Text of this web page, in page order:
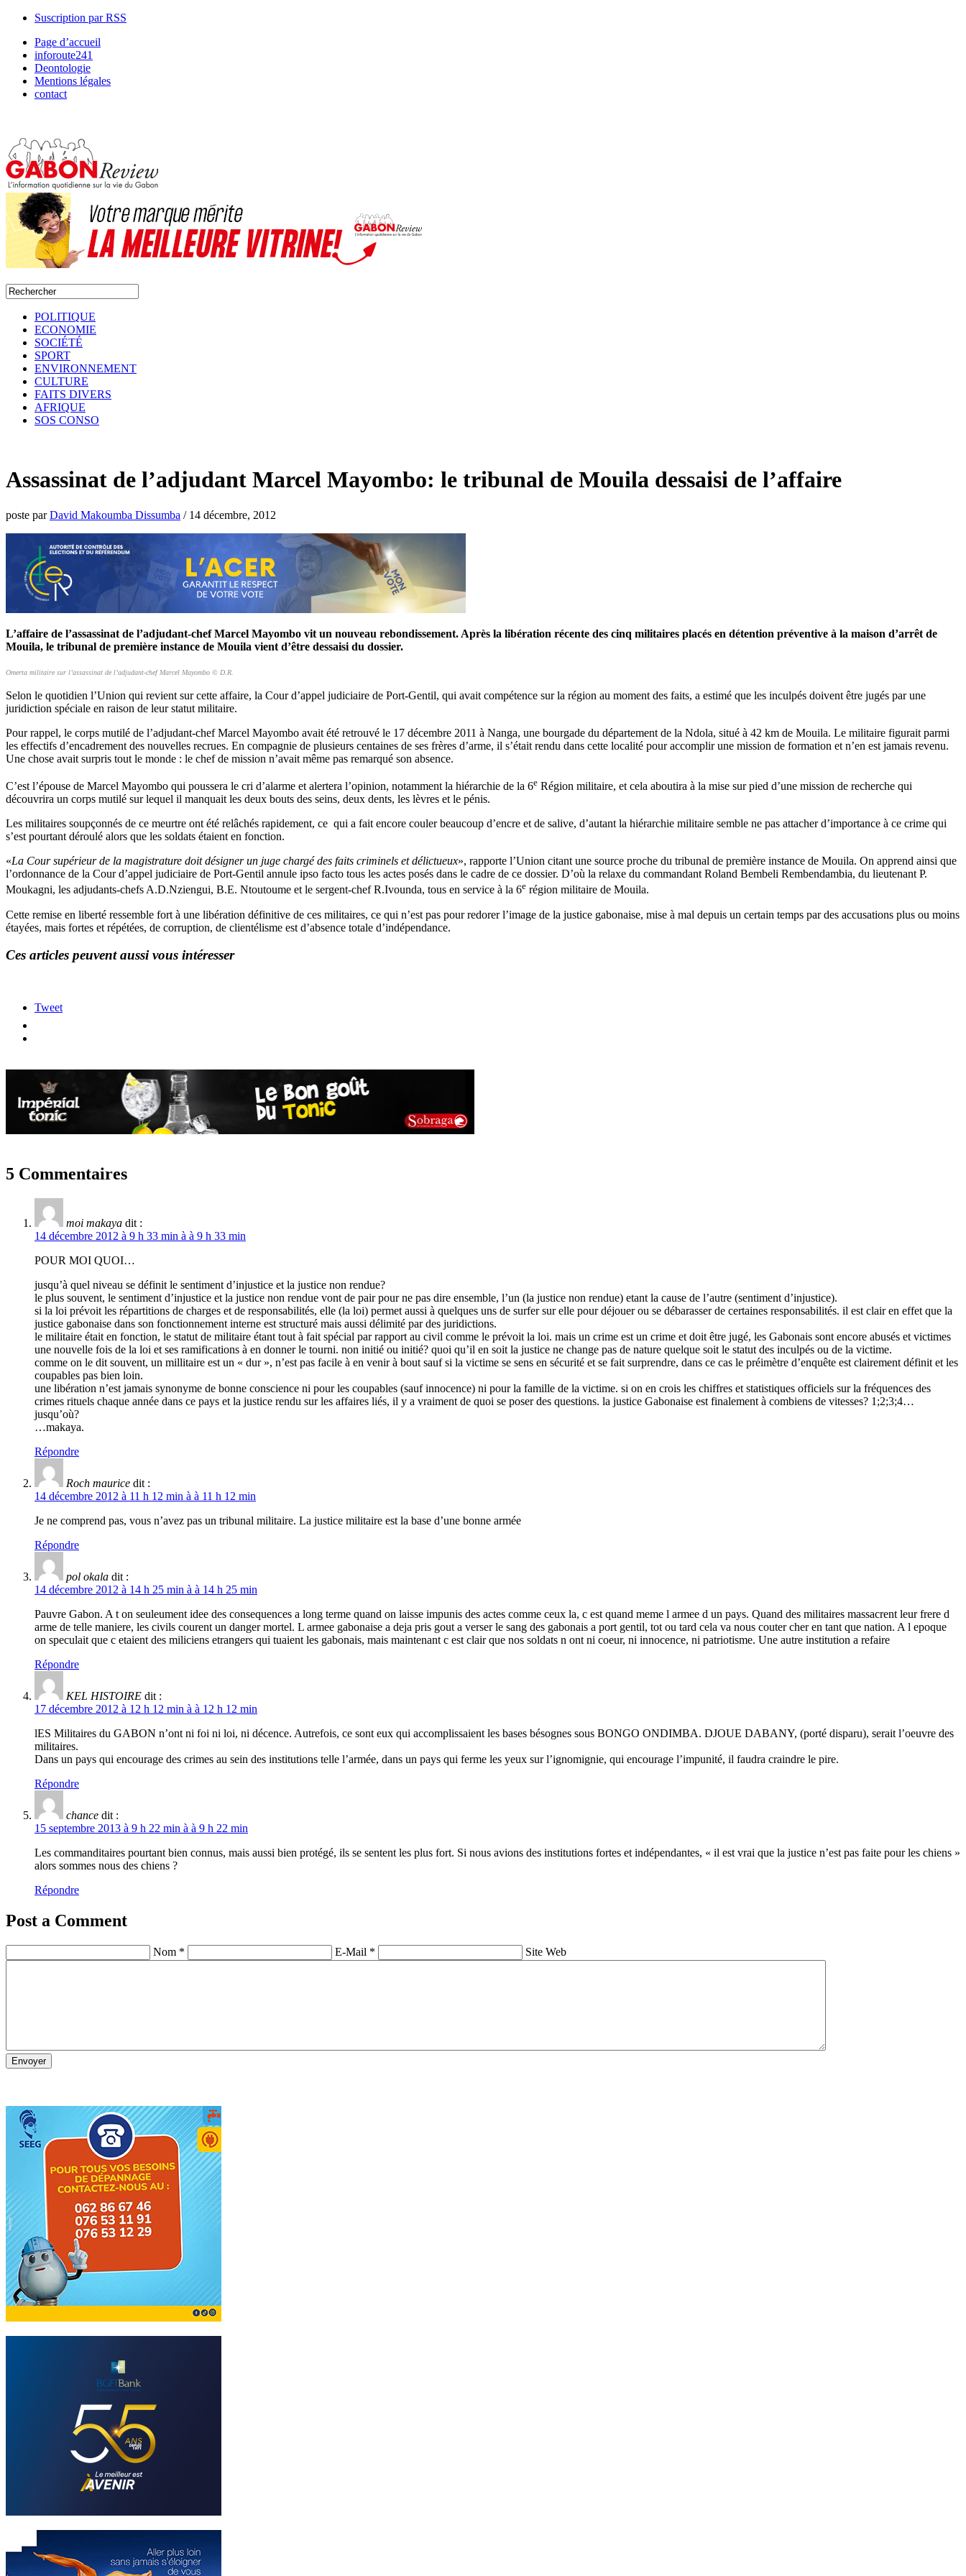
Suscription par RSS
Page d’accueil
inforoute241
Deontologie
Mentions légales
contact
POLITIQUE
ECONOMIE
SOCIÉTÉ
SPORT
ENVIRONNEMENT
CULTURE
FAITS DIVERS
AFRIQUE
SOS CONSO
Assassinat de l’adjudant Marcel Mayombo: le tribunal de Mouila dessaisi de l’affaire
poste parDavid Makoumba Dissumba / 14 décembre, 2012
L’affaire de l’assassinat de l’adjudant-chef Marcel Mayombo vit un nouveau rebondissement. Après la libération récente des cinq militaires placés en détention préventive à la maison d’arrêt de
Mouila, le tribunal de première instance de Mouila vient d’être dessaisi du dossier.
Omerta militaire sur l’assassinat de l’adjudant-chef Marcel Mayombo © D.R.
Selon le quotidien l’Union qui revient sur cette affaire, la Cour d’appel judiciaire de Port-Gentil, qui avait compétence sur la région au moment des faits, a estimé que les inculpés doivent être jugés par une
juridiction spéciale en raison de leur statut militaire.
Pour rappel, le corps mutilé de l’adjudant-chef Marcel Mayombo avait été retrouvé le 17 décembre 2011 à Nanga, une bourgade du département de la Ndola, situé à 42 km de Mouila. Le militaire figurait parmi
les effectifs d’encadrement des nouvelles recrues. En compagnie de plusieurs centaines de ses frères d’arme, il s’était rendu dans cette localité pour accomplir une mission de formation et n’en est jamais revenu.
Une chose avait surpris tout le monde : le chef de mission n’avait même pas remarqué son absence.
C’est l’épouse de Marcel Mayombo qui poussera le cri d’alarme et alertera l’opinion, notamment la hiérarchie de la 6e Région militaire, et cela aboutira à la mise sur pied d’une mission de recherche qui
découvrira un corps mutilé sur lequel il manquait les deux bouts des seins, deux dents, les lèvres et le pénis.
Les militaires soupçonnés de ce meurtre ont été relâchés rapidement, ce qui a fait encore couler beaucoup d’encre et de salive, d’autant la hiérarchie militaire semble ne pas attacher d’importance à ce crime qui
s’est pourtant déroulé alors que les soldats étaient en fonction.
«La Cour supérieur de la magistrature doit désigner un juge chargé des faits criminels et délictueux», rapporte l’Union citant une source proche du tribunal de première instance de Mouila. On apprend ainsi que
l’ordonnance de la Cour d’appel judiciaire de Port-Gentil annule ipso facto tous les actes posés dans le cadre de ce dossier. D’où la relaxe du commandant Roland Bembeli Rembendambia, du lieutenant P.
Moukagni, les adjudants-chefs A.D.Nziengui, B.E. Ntoutoume et le sergent-chef R.Ivounda, tous en service à la 6e région militaire de Mouila.
Cette remise en liberté ressemble fort à une libération définitive de ces militaires, ce qui n’est pas pour redorer l’image de la justice gabonaise, mise à mal depuis un certain temps par des accusations plus ou moins
étayées, mais fortes et répétées, de corruption, de clientélisme est d’absence totale d’indépendance.
Ces articles peuvent aussi vous intéresser
Tweet
5 Commentaires
moi makaya dit :
14 décembre 2012 à 9 h 33 min à à 9 h 33 min
POUR MOI QUOI…
jusqu’à quel niveau se définit le sentiment d’injustice et la justice non rendue?
le plus souvent, le sentiment d’injustice et la justice non rendue vont de pair pour ne pas dire ensemble, l’un (la justice non rendue) etant la cause de l’autre (sentiment d’injustice).
si la loi prévoit les répartitions de charges et de responsabilités, elle (la loi) permet aussi à quelques uns de surfer sur elle pour déjouer ou se débarasser de certaines responsabilités. il est clair en effet que la
justice gabonaise dans son fonctionnement interne est structuré mais aussi délimité par des juridictions.
le militaire était en fonction, le statut de militaire étant tout à fait spécial par rapport au civil comme le prévoit la loi. mais un crime est un crime et doit être jugé, les Gabonais sont encore abusés et victimes
une nouvelle fois de la loi et ses ramifications à en donner le tourni. non initié ou initié? quoi qu’il en soit la justice ne change pas de nature quelque soit le statut des inculpés ou de la victime.
comme on le dit souvent, un millitaire est un « dur », n’est pas facile à en venir à bout sauf si la victime se sens en sécurité et se fait surprendre, dans ce cas le préimètre d’enquête est clairement définit et les
coupables pas bien loin.
une libération n’est jamais synonyme de bonne conscience ni pour les coupables (sauf innocence) ni pour la famille de la victime. si on en crois les chiffres et statistiques officiels sur la fréquences des
crimes rituels chaque année dans ce pays et la justice rendu sur les affaires liés, il y a vraiment de quoi se poser des questions. la justice Gabonaise est finalement à combiens de vitesses? 1;2;3;4…
jusqu’où?
…makaya.
Répondre
Roch maurice dit :
14 décembre 2012 à 11 h 12 min à à 11 h 12 min
Je ne comprend pas, vous n’avez pas un tribunal militaire. La justice militaire est la base d’une bonne armée
Répondre
pol okala dit :
14 décembre 2012 à 14 h 25 min à à 14 h 25 min
Pauvre Gabon. A t on seuleument idee des consequences a long terme quand on laisse impunis des actes comme ceux la, c est quand meme l armee d un pays. Quand des militaires massacrent leur frere d
arme de telle maniere, les civils courent un danger mortel. L armee gabonaise a deja pris gout a verser le sang des gabonais a port gentil, tot ou tard cela va nous couter cher en tant que nation. A l epoque
on speculait que c etaient des miliciens etrangers qui tuaient les gabonais, mais maintenant c est clair que nos soldats n ont ni coeur, ni innocence, ni patriotisme. Une autre institution a refaire
Répondre
KEL HISTOIRE dit :
17 décembre 2012 à 12 h 12 min à à 12 h 12 min
lES Militaires du GABON n’ont ni foi ni loi, ni décence. Autrefois, ce sont eux qui accomplissaient les bases bésognes sous BONGO ONDIMBA. DJOUE DABANY, (porté disparu), serait l’oeuvre des
militaires.
Dans un pays qui encourage des crimes au sein des institutions telle l’armée, dans un pays qui ferme les yeux sur l’ignomignie, qui encourage l’impunité, il faudra craindre le pire.
Répondre
chance dit :
15 septembre 2013 à 9 h 22 min à à 9 h 22 min
Les commanditaires pourtant bien connus, mais aussi bien protégé, ils se sentent les plus fort. Si nous avions des institutions fortes et indépendantes, « il est vrai que la justice n’est pas faite pour les chiens »
alors sommes nous des chiens ?
Répondre
Post a Comment
Nom * E-Mail * Site Web